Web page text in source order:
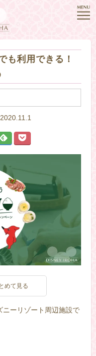
も利用できる！
2020.11.1
めて見る
ニーリゾート周辺施設で